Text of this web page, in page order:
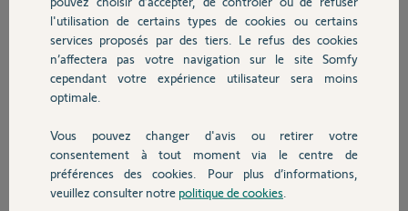
Autres produits
Devis avec un pro
Contact
Réponses
Bonjour,
Si c'est du Zigbee 3.0 ce ne sont pas des Somfy.
On ne pourra donc pas vous aider.
Contactez le support de la marque.
l'utilisation de certains types de cookies ou certains
services proposés par des tiers. Le refus des cookies
n’affectera pas votre navigation sur le site Somfy
cependant votre expérience utilisateur sera moins
optimale.
Vous pouvez changer d'avis ou retirer votre
consentement à tout moment via le centre de
préférences des cookies. Pour plus d’informations,
veuillez consulter notre politique de cookies